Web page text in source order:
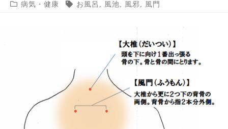
病気・健康
お風呂 , 風池, 風邪 , 風門